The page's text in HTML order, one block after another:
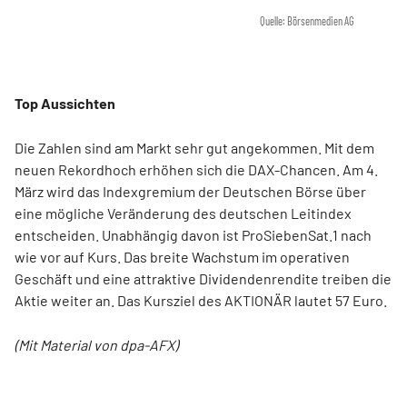
Quelle: Börsenmedien AG
Top Aussichten
Die Zahlen sind am Markt sehr gut angekommen. Mit dem
neuen Rekordhoch erhöhen sich die DAX-Chancen. Am 4.
März wird das Indexgremium der Deutschen Börse über
eine mögliche Veränderung des deutschen Leitindex
entscheiden. Unabhängig davon ist ProSiebenSat.1 nach
wie vor auf Kurs. Das breite Wachstum im operativen
Geschäft und eine attraktive Dividendenrendite treiben die
Aktie weiter an. Das Kursziel des AKTIONÄR lautet 57 Euro.
(Mit Material von dpa-AFX)